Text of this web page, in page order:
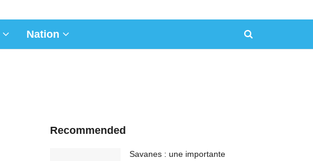
Nation
Recommended
Savanes : une importante